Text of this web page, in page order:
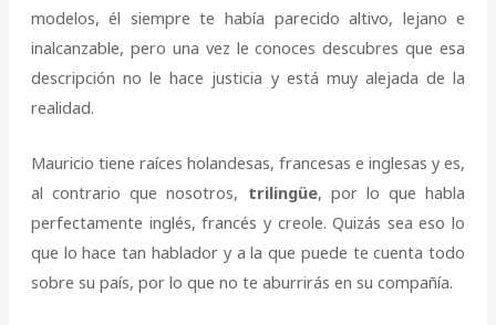
modelos, él siempre te había parecido altivo, lejano e
inalcanzable, pero una vez le conoces descubres que esa
descripción no le hace justicia y está muy alejada de la
realidad.
Mauricio tiene raíces holandesas, francesas e inglesas y es,
al contrario que nosotros, trilingüe, por lo que habla
perfectamente inglés, francés y creole. Quizás sea eso lo
que lo hace tan hablador y a la que puede te cuenta todo
sobre su país, por lo que no te aburrirás en su compañía.